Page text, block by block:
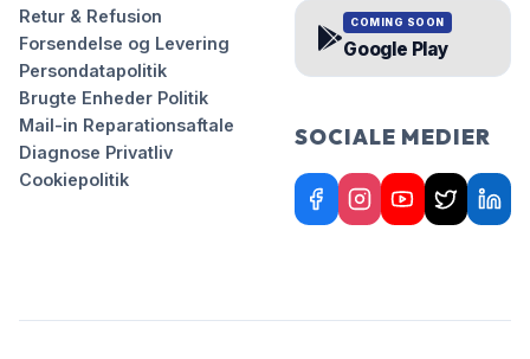
Retur & Refusion
Forsendelse og Levering
Persondatapolitik
Brugte Enheder Politik
Mail-in Reparationsaftale
Diagnose Privatliv
Cookiepolitik
COMING SOON
Google Play
SOCIALE MEDIER